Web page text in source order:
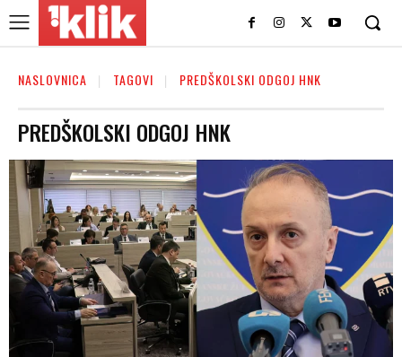
NASLOVNICA TAGOVI PREDŠKOLSKI ODGOJ HNK
PREDŠKOLSKI ODGOJ HNK